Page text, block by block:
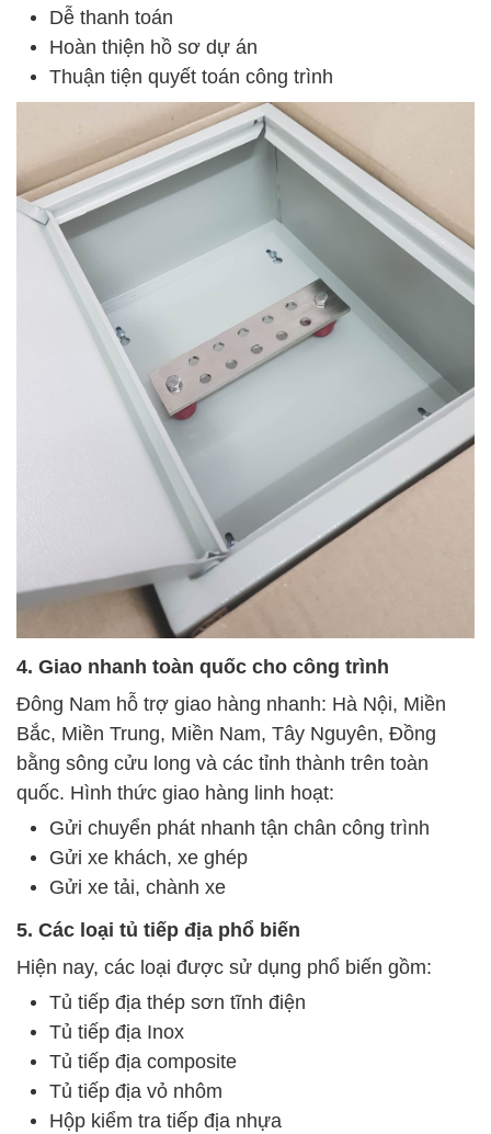
Dễ thanh toán
Hoàn thiện hồ sơ dự án
Thuận tiện quyết toán công trình
4. Giao nhanh toàn quốc cho công trình
Đông Nam hỗ trợ giao hàng nhanh: Hà Nội, Miền
Bắc, Miền Trung, Miền Nam, Tây Nguyên, Đồng
bằng sông cửu long và các tỉnh thành trên toàn
quốc. Hình thức giao hàng linh hoạt:
Gửi chuyển phát nhanh tận chân công trình
Gửi xe khách, xe ghép
Gửi xe tải, chành xe
5. Các loại tủ tiếp địa phổ biến
Hiện nay, các loại được sử dụng phổ biến gồm:
Tủ tiếp địa thép sơn tĩnh điện
Tủ tiếp địa Inox
Tủ tiếp địa composite
Tủ tiếp địa vỏ nhôm
Hộp kiểm tra tiếp địa nhựa